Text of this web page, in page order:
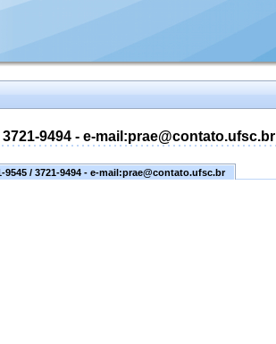
9494 - e-mail:prae@contato.ufsc.br
/ 3721-9494 - e-mail:prae@contato.ufsc.br